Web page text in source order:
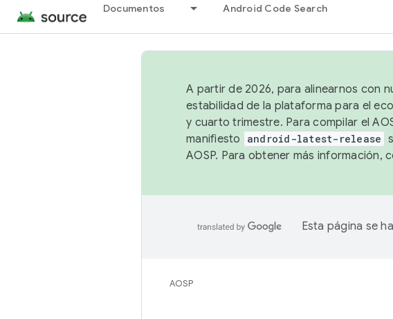
Documentos Android Code Search
A partir de 2026, para alinearnos con
estabilidad de la plataforma para el
y cuarto trimestre. Para compilar el
manifiesto
android-latest-release
AOSP. Para obtener más información,
Esta página se
AOSP